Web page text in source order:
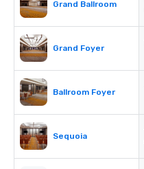
Grand Ballroom
Grand Foyer
Ballroom Foyer
Sequoia